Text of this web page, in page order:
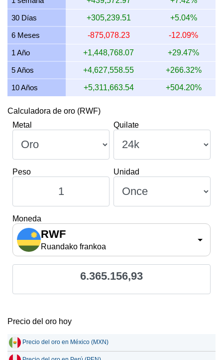
12 julio 2026 6,051,697.38 194,562.07 145,921.55
11 julio 2026 6,051,697.38 194,562.07 145,921.55
10 julio 2026 6,010,245.90 193,229.41 144,922.05
30 Días +305,239.51 +5.04%
6 Meses -875,078.23 -12.09%
1 Año +1,448,768.07 +29.47%
5 Años +4,627,558.55 +266.32%
10 Años +5,311,663.54 +504.20%
Calculadora de oro (RWF)
Metal
Quilate
Peso Unidad
Moneda
RWF
Ruandako frankoa
6.365.156,93
Precio del oro hoy
Precio del oro en México (MXN)